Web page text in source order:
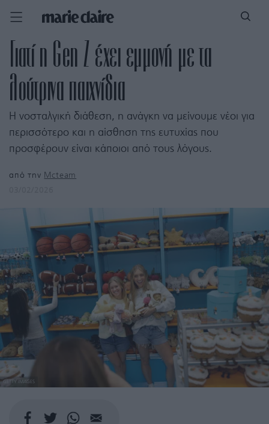
Γιατί η Gen Z έχει εμμονή με τα
λούτρινα παιχνίδια
Η νοσταλγική διάθεση, η ανάγκη να μείνουμε νέοι για
περισσότερο και η αίσθηση της ευτυχίας που
προσφέρουν είναι κάποιοι από τους λόγους.
από την Mcteam
GETTY IMAGES